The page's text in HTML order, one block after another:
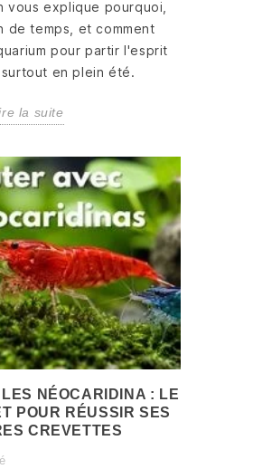
BLUE DREAM,
YELLOW ET
TOUTES LES
COULEURS
Rouge, bleu, jaune,
oublier les Rili, les
Onyx irisées et les
toutes nouvelles
Orange Eyes :...
Lire la suite
vous explique pourquoi,
de temps, et comment
pour partir l'esprit
en plein été.
la suite
NÉOCARIDINA : LE
POUR RÉUSSIR SES
CREVETTES